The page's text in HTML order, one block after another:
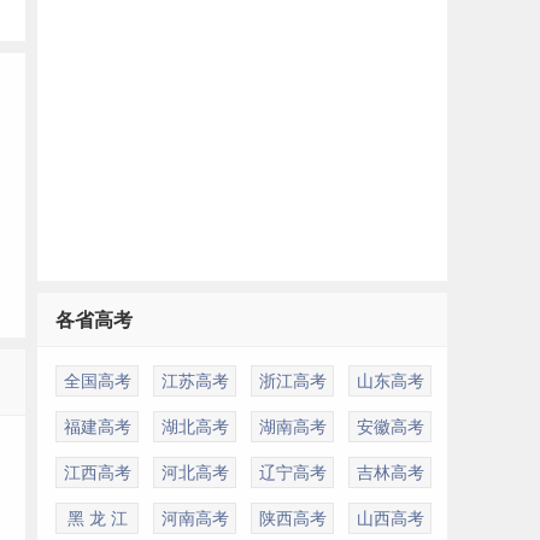
各省高考
全国高考 江苏高考 浙江高考 山东高考
福建高考 湖北高考 湖南高考 安徽高考
江西高考 河北高考 辽宁高考 吉林高考
黑 龙 江 河南高考 陕西高考 山西高考